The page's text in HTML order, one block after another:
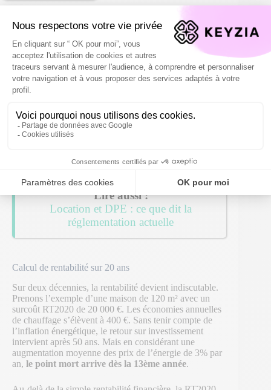
L’analyse du cycle de vie complet d’un bâtiment montre
que les économies d’énergie générées par la RT2020
compensent largement le surcoût initial, en particulier
dans un contexte d’augmentation continue des prix de
l’énergie.
Plusieurs dispositifs d’aide facilitent cet investissement.
Le prêt à taux zéro (PTZ) pour l’acquisition d’un
logement neuf intègre ces normes. Les collectivités
complémentaires. Certains constructeurs incluent
désormaisles équipements RT2020 dans leurs prix
standards, rendant la comparaison plus favorable qu’il
Location et DPE : ce que dit la
réglementation actuelle
Calcul de rentabilité sur 20 ans
Sur deux décennies, la rentabilité devient indiscutable.
Prenons l’exemple d’une maison de 120 m² avec un
surcoût RT2020 de 20 000 €. Les économies annuelles
de chauffage s’élèvent à 400 €. Sans tenir compte de
l’inflation énergétique, le retour sur investissement
intervient après 50 ans. Mais en considérant une
augmentation moyenne des prix de l’énergie de 3% par
an, le point mort arrive dès la 13ème année.